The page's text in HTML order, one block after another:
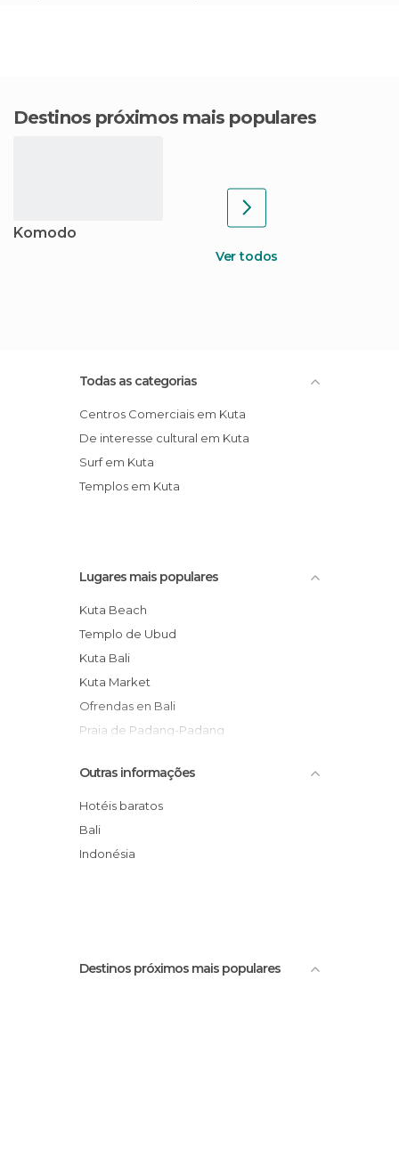
Destinos próximos mais populares
Komodo
Ver todos
Todas as categorias
Centros Comerciais em Kuta
De interesse cultural em Kuta
Surf em Kuta
Templos em Kuta
Lugares mais populares
Kuta Beach
Templo de Ubud
Kuta Bali
Kuta Market
Ofrendas en Bali
Praia de Padang-Padang
Kuta Square
Pura Dalem Sakenan Serangan
Bingin Beach
Zanzibar
Outras informações
Hotéis baratos
Bali
Indonésia
Destinos próximos mais populares